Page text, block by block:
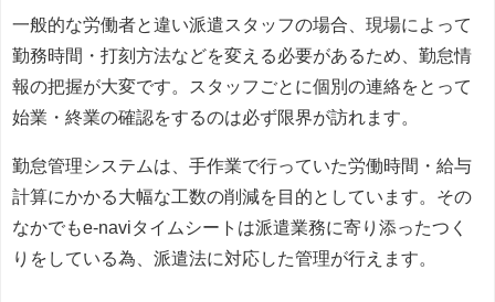
一般的な労働者と違い派遣スタッフの場合、現場によって
勤務時間・打刻方法などを変える必要があるため、勤怠情
報の把握が大変です。スタッフごとに個別の連絡をとって
始業・終業の確認をするのは必ず限界が訪れます。
勤怠管理システムは、手作業で行っていた労働時間・給与
計算にかかる大幅な工数の削減を目的としています。その
なかでもe-naviタイムシートは派遣業務に寄り添ったつく
りをしている為、派遣法に対応した管理が行えます。